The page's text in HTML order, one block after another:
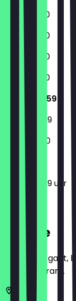
12:00 - 21:30
12:00 - 21:30
12:00 - 21:30
12:00 - 21:30
12:00 - 23:59
13:00 - 23:59
15:00 - 21:30
12:00 - 23:59 uur
Locatie
Voordat je gaat,
het restaurant.